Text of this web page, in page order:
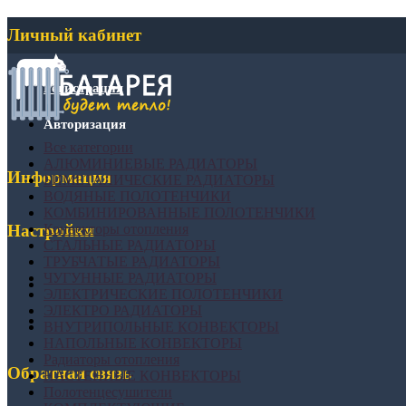
Личный кабинет
Регистрация
Авторизация
Информация
Настройки
Обратная связь
БИМЕТАЛИЧЕСКИЕ РАДИАТОРЫ
Конвекторы отопления
СТАЛЬНЫЕ РАДИАТОРЫ
НАСТЕННЫЕ КОНВЕКТОРЫ